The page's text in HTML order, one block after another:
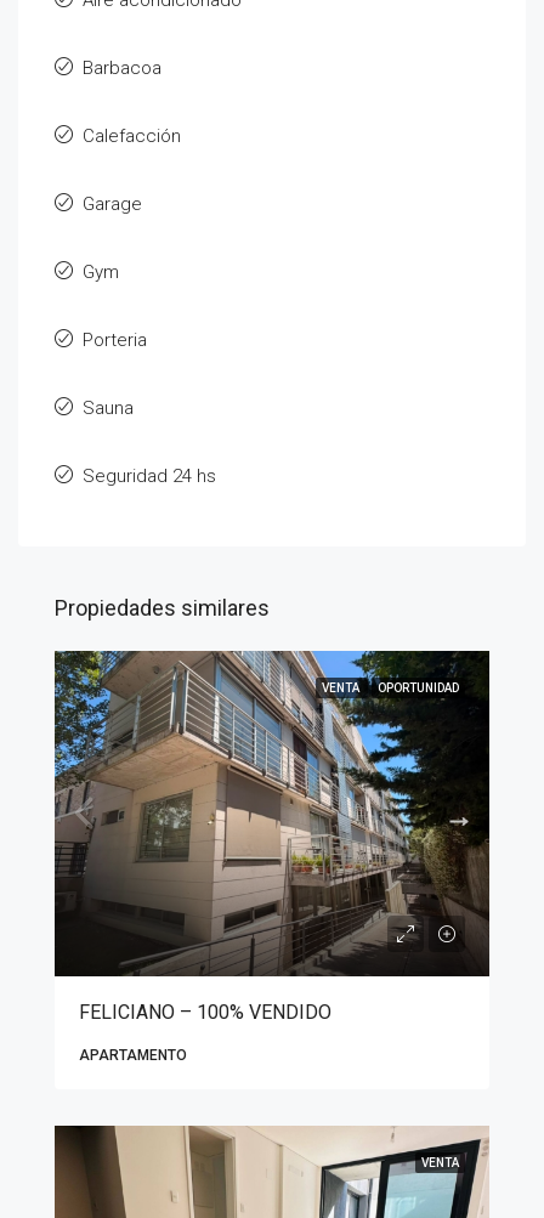
Barbacoa
Calefacción
Garage
Gym
Porteria
Sauna
Seguridad 24 hs
Propiedades similares
VENTA OPORTUNIDAD
FELICIANO – 100% VENDIDO
APARTAMENTO
VENTA